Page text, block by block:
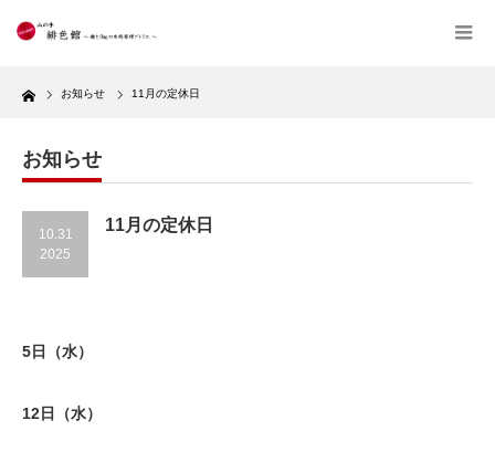
Home お知らせ 11月の定休日
お知らせ
10.31
2025
11月の定休日
5日（水）
12日（水）